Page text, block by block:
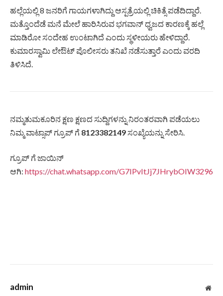
ಹಲ್ಲೆಯಲ್ಲಿ 8 ಜನರಿಗೆ ಗಾಯಗಳಾಗಿದ್ದು ಆಸ್ಪತ್ರೆಯಲ್ಲಿ ಚಿಕಿತ್ಸೆ ಪಡೆದಿದ್ದಾರೆ.
ಮತ್ತೊಂದೆಡೆ ಮನೆ ಮೇಲೆ ಹಾರಿಸಿರುವ ಭಗವಾನ್ ಧ್ವಜದ ಕಾರಣಕ್ಕೆ ಹಲ್ಲೆ
ಮಾಡಿರೋ ಸಂದೇಹ ಉಂಟಾಗಿದೆ ಎಂದು ಸ್ಥಳೀಯರು ಹೇಳಿದ್ದಾರೆ.
ಕುಮಾರಸ್ವಾಮಿ ಲೇಔಟ್ ಪೊಲೀಸರು ತನಿಖೆ ನಡೆಸುತ್ತಾರೆ ಎಂದು ವರದಿ
ತಿಳಿಸಿದೆ.
ನಮ್ಮತುಮಕೂರಿನ ಕ್ಷಣ ಕ್ಷಣದ ಸುದ್ದಿಗಳನ್ನು ನಿರಂತರವಾಗಿ ಪಡೆಯಲು
ನಿಮ್ಮ ವಾಟ್ಸಾಪ್ ಗ್ರೂಪ್ ಗೆ 8123382149 ಸಂಖ್ಯೆಯನ್ನು ಸೇರಿಸಿ.
ಗ್ರೂಪ್ ಗೆ ಜಾಯಿನ್
ಆಗಿ: https://chat.whatsapp.com/G7IPvItJj7JHrybOIW3296
admin